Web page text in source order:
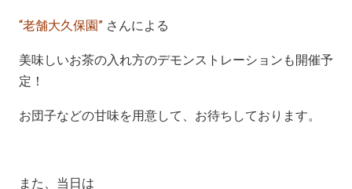
“老舗大久保園”さんによる
美味しいお茶の入れ方のデモンストレーションも開催予
定！
お団子などの甘味を用意して、お待ちしております。
また、当日は